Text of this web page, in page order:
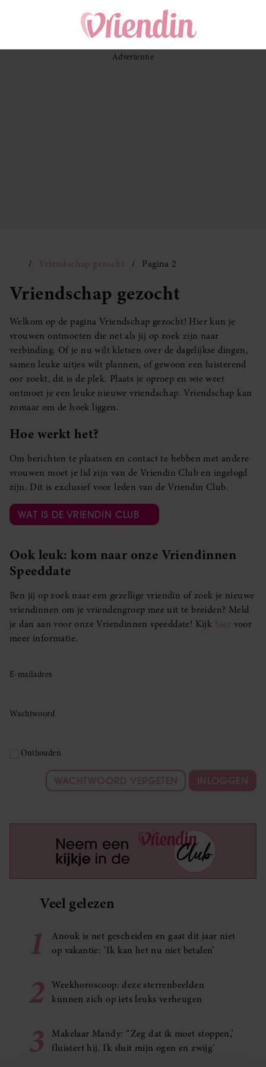
Vriendschap gezocht Pagina 2
Vriendschap gezocht
Welkom op de pagina Vriendschap gezocht! Hier kun je
vrouwen ontmoeten die net als jij op zoek zijn naar
verbinding. Of je nu wilt kletsen over de dagelijkse dingen,
samen leuke uitjes wilt plannen, of gewoon een luisterend
oor zoekt, dit is de plek. Plaats je oproep en wie weet
ontmoet je een leuke nieuwe vriendschap. Vriendschap kan
zomaar om de hoek liggen.
Hoe werkt het?
Om berichten te plaatsen en contact te hebben met andere
vrouwen moet je lid zijn van de Vriendin Club en ingelogd
zijn. Dit is exclusief voor leden van de Vriendin Club.
WAT IS DE VRIENDIN CLUB
Ook leuk: kom naar onze Vriendinnen
Speeddate
Ben jij op zoek naar een gezellige vriendin of zoek je nieuwe
vriendinnen om je vriendengroep mee uit te breiden? Meld
je dan aan voor onze Vriendinnen speeddate! Kijk hier voor
meer informatie.
E-mailadres
Wachtwoord
Onthouden
WACHTWOORD VERGETEN INLOGGEN
Veel gelezen
1
Anouk is net gescheiden en gaat dit jaar niet
op vakantie: ‘Ik kan het nu niet betalen’
2
Weekhoroscoop: deze sterrenbeelden
kunnen zich op iets leuks verheugen
3
Makelaar Mandy: ‘‘Zeg dat ik moet stoppen,’
fluistert hij. Ik sluit mijn ogen en zwijg’